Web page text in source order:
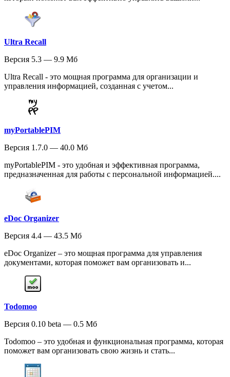
Ultra Recall
Версия 5.3 — 9.9 Мб
Ultra Recall - это мощная программа для организации и
управления информацией, созданная с учетом...
myPortablePIM
Версия 1.7.0 — 40.0 Мб
myPortablePIM - это удобная и эффективная программа,
предназначенная для работы с персональной информацией....
eDoc Organizer
Версия 4.4 — 43.5 Мб
eDoc Organizer – это мощная программа для управления
документами, которая поможет вам организовать и...
Todomoo
Версия 0.10 beta — 0.5 Мб
Todomoo – это удобная и функциональная программа, которая
поможет вам организовать свою жизнь и стать...